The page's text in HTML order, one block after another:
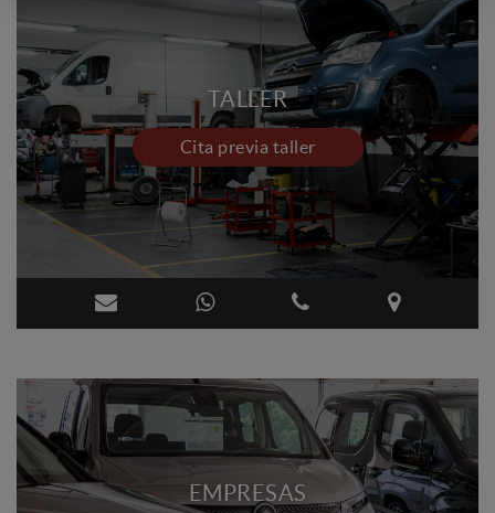
TALLER
Cita previa taller
EMPRESAS